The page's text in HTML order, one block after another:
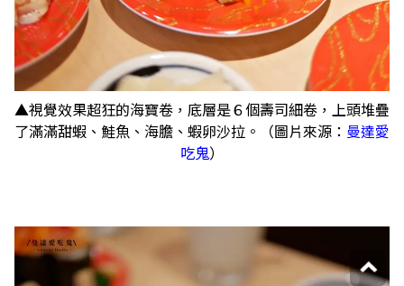
▲視覺效果超狂的海寶卷，底層是６個壽司細卷，上頭堆疊
了滿滿甜蝦、鮭魚、海膽、蝦卵沙拉。（圖片來源： 曼達愛
吃鬼）